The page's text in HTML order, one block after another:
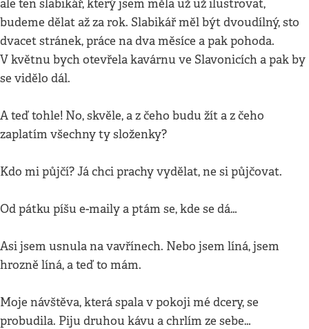
ale ten slabikář, který jsem měla už už ilustrovat,
budeme dělat až za rok. Slabikář měl být dvoudílný, sto
dvacet stránek, práce na dva měsíce a pak pohoda.
V květnu bych otevřela kavárnu ve Slavonicích a pak by
se vidělo dál.
A teď tohle! No, skvěle, a z čeho budu žít a z čeho
zaplatím všechny ty složenky?
Kdo mi půjčí? Já chci prachy vydělat, ne si půjčovat.
Od pátku píšu e-maily a ptám se, kde se dá…
Asi jsem usnula na vavřínech. Nebo jsem líná, jsem
hrozně líná, a teď to mám.
Moje návštěva, která spala v pokoji mé dcery, se
probudila. Piju druhou kávu a chrlím ze sebe…